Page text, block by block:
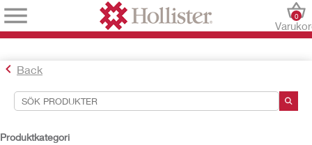
0
Back
Produktkategori
Sökverktyg
Dina val: